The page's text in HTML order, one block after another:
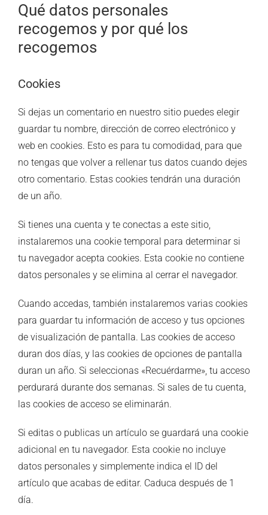
Qué datos personales
recogemos y por qué los
recogemos
Cookies
Si dejas un comentario en nuestro sitio puedes elegir
guardar tu nombre, dirección de correo electrónico y
web en cookies. Esto es para tu comodidad, para que
no tengas que volver a rellenar tus datos cuando dejes
otro comentario. Estas cookies tendrán una duración
de un año.
Si tienes una cuenta y te conectas a este sitio,
instalaremos una cookie temporal para determinar si
tu navegador acepta cookies. Esta cookie no contiene
datos personales y se elimina al cerrar el navegador.
Cuando accedas, también instalaremos varias cookies
para guardar tu información de acceso y tus opciones
de visualización de pantalla. Las cookies de acceso
duran dos días, y las cookies de opciones de pantalla
duran un año. Si seleccionas «Recuérdarme», tu acceso
perdurará durante dos semanas. Si sales de tu cuenta,
las cookies de acceso se eliminarán.
Si editas o publicas un artículo se guardará una cookie
adicional en tu navegador. Esta cookie no incluye
datos personales y simplemente indica el ID del
artículo que acabas de editar. Caduca después de 1
día.